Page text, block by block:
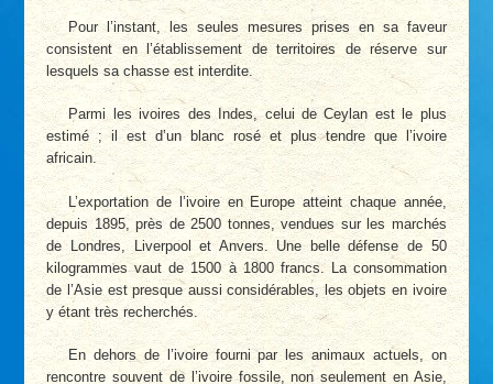
Pour l’instant, les seules mesures prises en sa faveur
consistent en l’établissement de territoires de réserve sur
lesquels sa chasse est interdite.
Parmi les ivoires des Indes, celui de Ceylan est le plus
estimé ; il est d’un blanc rosé et plus tendre que l’ivoire
africain.
L’exportation de l’ivoire en Europe atteint chaque année,
depuis 1895, près de 2500 tonnes, vendues sur les marchés
de Londres, Liverpool et Anvers. Une belle défense de 50
kilogrammes vaut de 1500 à 1800 francs. La consommation
de l’Asie est presque aussi considérables, les objets en ivoire
y étant très recherchés.
En dehors de l’ivoire fourni par les animaux actuels, on
rencontre souvent de l’ivoire fossile, non seulement en Asie,